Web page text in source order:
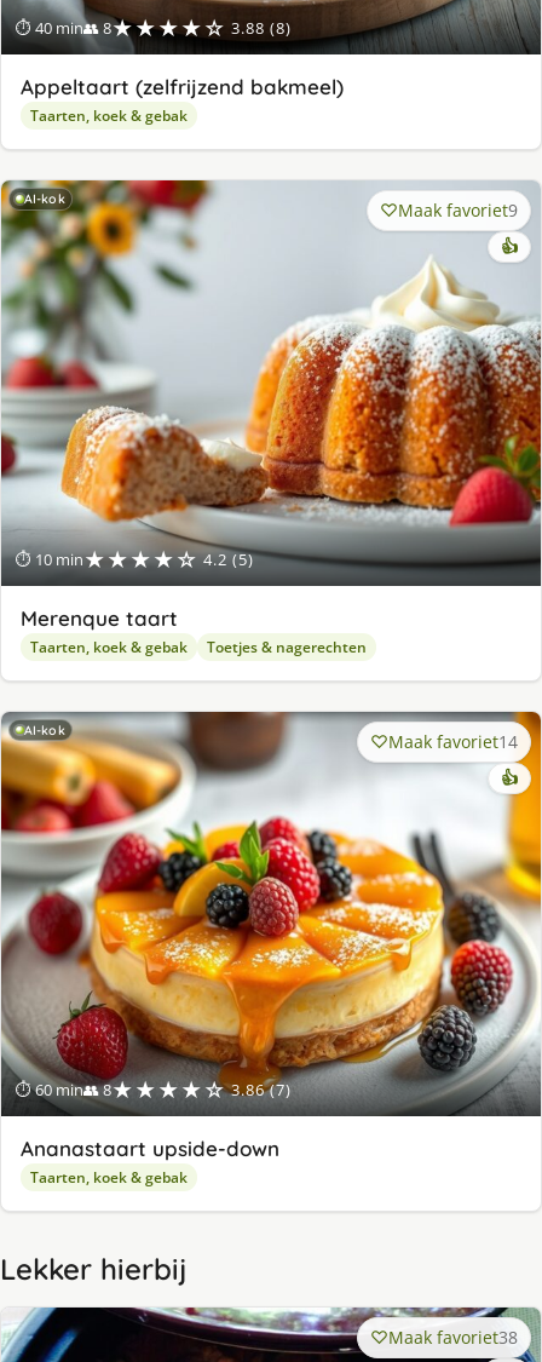
⏱ 40 min👥 8★★★★☆ 3.88 (8)
Appeltaart (zelfrijzend bakmeel)
Taarten, koek & gebak
AI-kok
⏱ 10 min★★★★☆ 4.2 (5)
Maak favoriet9
👍
Merenque taart
Taarten, koek & gebak Toetjes & nagerechten
AI-kok
⏱ 60 min👥 8★★★★☆ 3.86 (7)
Maak favoriet14
👍
Ananastaart upside-down
Taarten, koek & gebak
Lekker hierbij
Maak favoriet38